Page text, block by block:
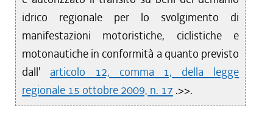
idrico regionale per lo svolgimento di
manifestazioni motoristiche, ciclistiche e
motonautiche in conformità a quanto previsto
dall' articolo 12, comma 1, della legge
regionale 15 ottobre 2009, n. 17 .>>.